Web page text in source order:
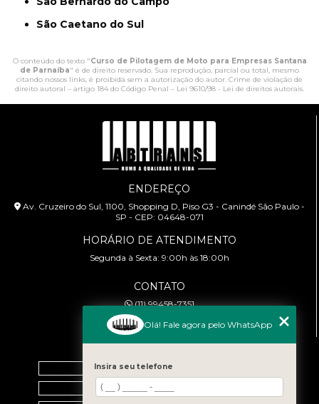
São Caetano do Sul
O conteúdo do texto "Curso de Pilotagem de Moto para Empresas Santana
de Parnaíba" é de direito reservado. Sua reprodução, parcial ou total, mesmo
citando nossos links, é proibida sem a autorização do autor. Crime de violação de
direito autoral – artigo 184 do Código Penal – Lei 9610/98 - Lei de direitos autorais.
ENDEREÇO
Av. Cruzeiro do Sul, 1100, Shopping D, Piso G3 - Canindé São Paulo -
SP - CEP: 04648-071
HORÁRIO DE ATENDIMENTO
Segunda à Sexta: 9:00h às 18:00h
CONTATO
(11) 99458-7351
cursoabtrans@gmail.com
Home
Empresa
Olá! Fale agora pelo WhatsApp
Insira seu telefone